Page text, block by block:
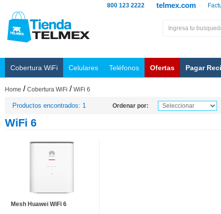
telmex.com
800 123 2222
Cobertura WiFi Celulares Teléfonos Ofertas Pagar
Home / Cobertura WiFi / WiFi 6
Productos encontrados: 1 Ordenar por:
WiFi 6
Mesh Huawei WiFi 6